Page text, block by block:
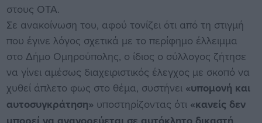
στους ΟΤΑ.
Σε ανακοίνωση του, αφού τονίζει ότι από τη στιγμή
που έγινε λόγος σχετικά με το περίφημο έλλειμμα
στο Δήμο Ομηρούπολης, ο ίδιος ο σύλλογος ζήτησε
να γίνει αμέσως διαχειριστικός έλεγχος με σκοπό να
χυθεί άπλετο φως στο θέμα, συστήνει «υπομονή και
αυτοσυγκράτηση»υποστηρίζοντας ότι «κανείς δεν